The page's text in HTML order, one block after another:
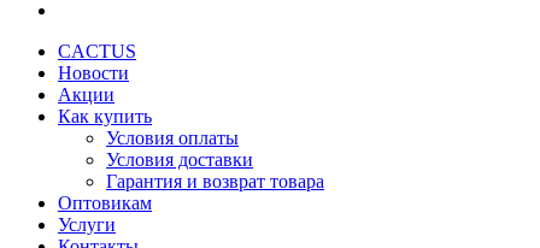
CACTUS
Новости
Акции
Как купить
Условия оплаты
Условия доставки
Гарантия и возврат товара
Оптовикам
Услуги